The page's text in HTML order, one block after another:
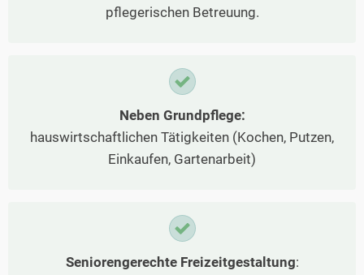
pflegerischen Betreuung.
Neben Grundpflege:
hauswirtschaftlichen Tätigkeiten (Kochen, Putzen,
Einkaufen, Gartenarbeit)
Seniorengerechte Freizeitgestaltung: